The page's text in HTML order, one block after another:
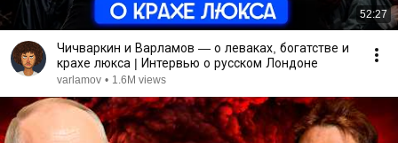
52:27
Чичваркин и Варламов — о леваках, богатстве и
крахе люкса | Интервью о русском Лондоне
varlamov • 1.6M views